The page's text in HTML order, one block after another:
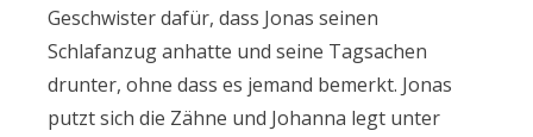
Geschwister dafür, dass Jonas seinen
Schlafanzug anhatte und seine Tagsachen
drunter, ohne dass es jemand bemerkt. Jonas
putzt sich die Zähne und Johanna legt unter